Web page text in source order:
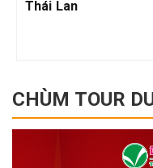
Thái Lan
CHÙM TOUR